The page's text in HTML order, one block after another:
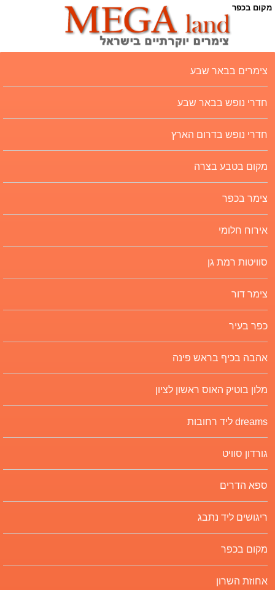
מקום בכפר
צימרים בבאר שבע
חדרי נופש בבאר שבע
חדרי נופש בדרום הארץ
מקום בטבע בצרה
צימר בכפר
אירוח חלומי
סוויטות רמת גן
צימר דור
כפר בעיר
אהבה בכיף בראש פינה
מלון בוטיק האוס ראשון לציון
dreams ליד רחובות
גורדון סוויט
ספא הדרים
ריגושים ליד נתבג
מקום בכפר
אחוזת השרון